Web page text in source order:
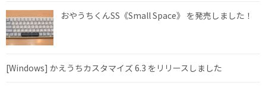
おやうちくんSS《Small Space》 を発売しました！
[Windows] かえうちカスタマイズ 6.3 をリリースしました